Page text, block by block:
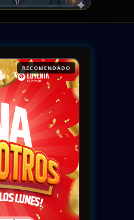
RECOMENDADO